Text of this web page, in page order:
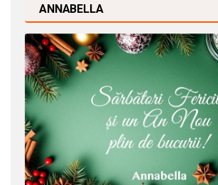
ANNABELLA